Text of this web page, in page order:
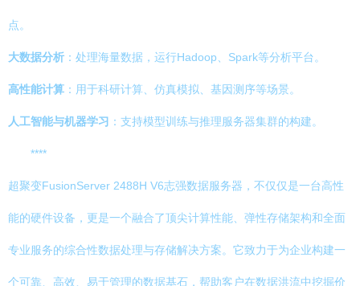
点。
大数据分析 ：处理海量数据，运行Hadoop、Spark等分析平台。
高性能计算 ：用于科研计算、仿真模拟、基因测序等场景。
人工智能与机器学习 ：支持模型训练与推理服务器集群的构建。
****
超聚变FusionServer 2488H V6志强数据服务器，不仅仅是一台高性
能的硬件设备，更是一个融合了顶尖计算性能、弹性存储架构和全面
专业服务的综合性数据处理与存储解决方案。它致力于为企业构建一
个可靠、高效、易于管理的数据基石，帮助客户在数据洪流中挖掘价